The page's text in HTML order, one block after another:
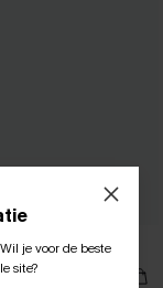
witte mini-jurk
Wil je voor de beste
site?